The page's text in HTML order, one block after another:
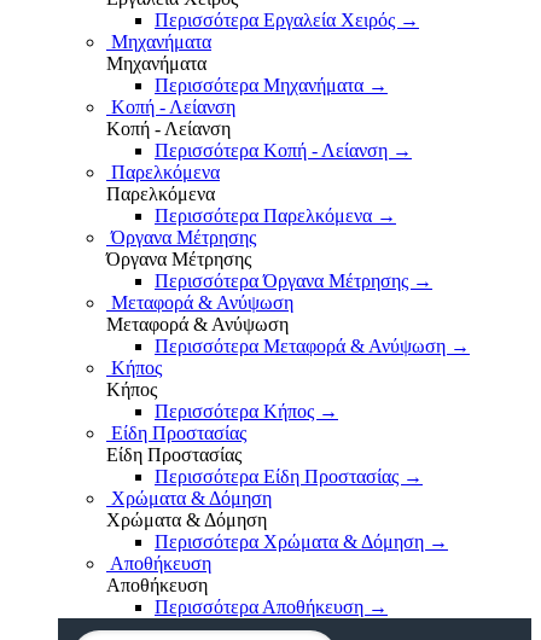
Περισσότερα Εργαλεία Χειρός →
Μηχανήματα
Μηχανήματα
Περισσότερα Μηχανήματα →
Κοπή - Λείανση
Κοπή - Λείανση
Περισσότερα Κοπή - Λείανση →
Παρελκόμενα
Παρελκόμενα
Περισσότερα Παρελκόμενα →
Όργανα Μέτρησης
Όργανα Μέτρησης
Περισσότερα Όργανα Μέτρησης →
Μεταφορά & Ανύψωση
Μεταφορά & Ανύψωση
Περισσότερα Μεταφορά & Ανύψωση →
Κήπος
Κήπος
Περισσότερα Κήπος →
Είδη Προστασίας
Είδη Προστασίας
Περισσότερα Είδη Προστασίας →
Χρώματα & Δόμηση
Χρώματα & Δόμηση
Περισσότερα Χρώματα & Δόμηση →
Αποθήκευση
Αποθήκευση
Περισσότερα Αποθήκευση →